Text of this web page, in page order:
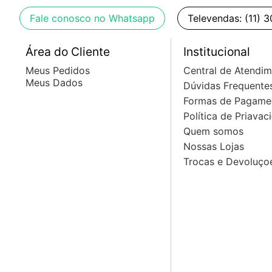
Garantia:
- 12 meses de garantia pelo fabricante
Origem: China
Fale conosco no Whatsapp Televendas: (11)
Área do Cliente
Meus Pedidos
Meus Dados
Institucional
Central de
Dúvidas
Formas de
Política de
Quem somos
Nossas Lojas
Trocas e